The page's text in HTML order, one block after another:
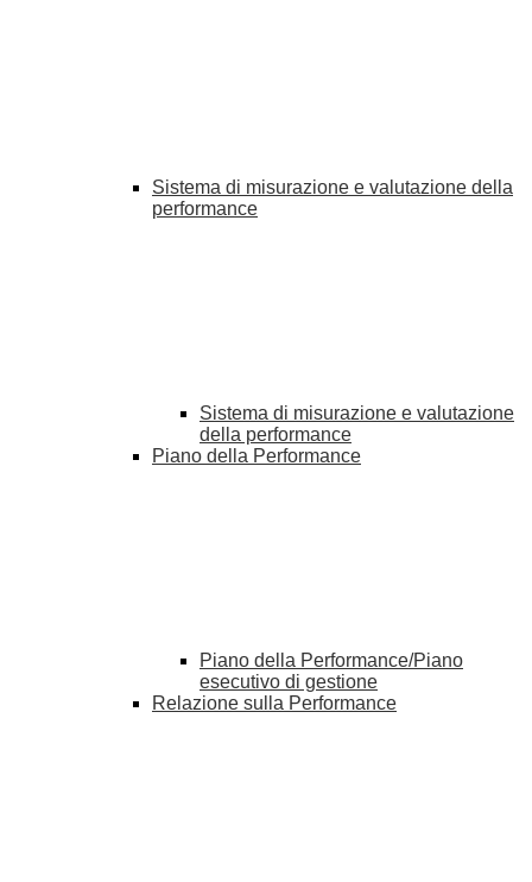
Sistema di misurazione e valutazione della
performance
Sistema di misurazione e valutazione
della performance
Piano della Performance
Piano della Performance/Piano
esecutivo di gestione
Relazione sulla Performance